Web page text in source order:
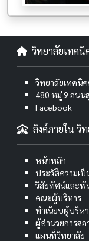
วิทยาลัยเทคนิ
วิทยาลัยเทคนิค
480 หมู่ 9 ถนน
Facebook
ลิงค์ภายใน วิ
หน้าหลัก
ประวัติความเป็
วิสัยทัศน์และพั
คณะผู้บริหาร
ทำเนียบผู้บริห
ผู้อำนวยการส
แผนที่วิทยาลัย